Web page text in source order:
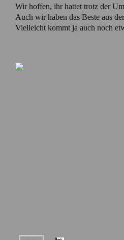
Wir hoffen, ihr hattet trotz der
Auch wir haben das Beste aus
Vielleicht kommt ja auch noch